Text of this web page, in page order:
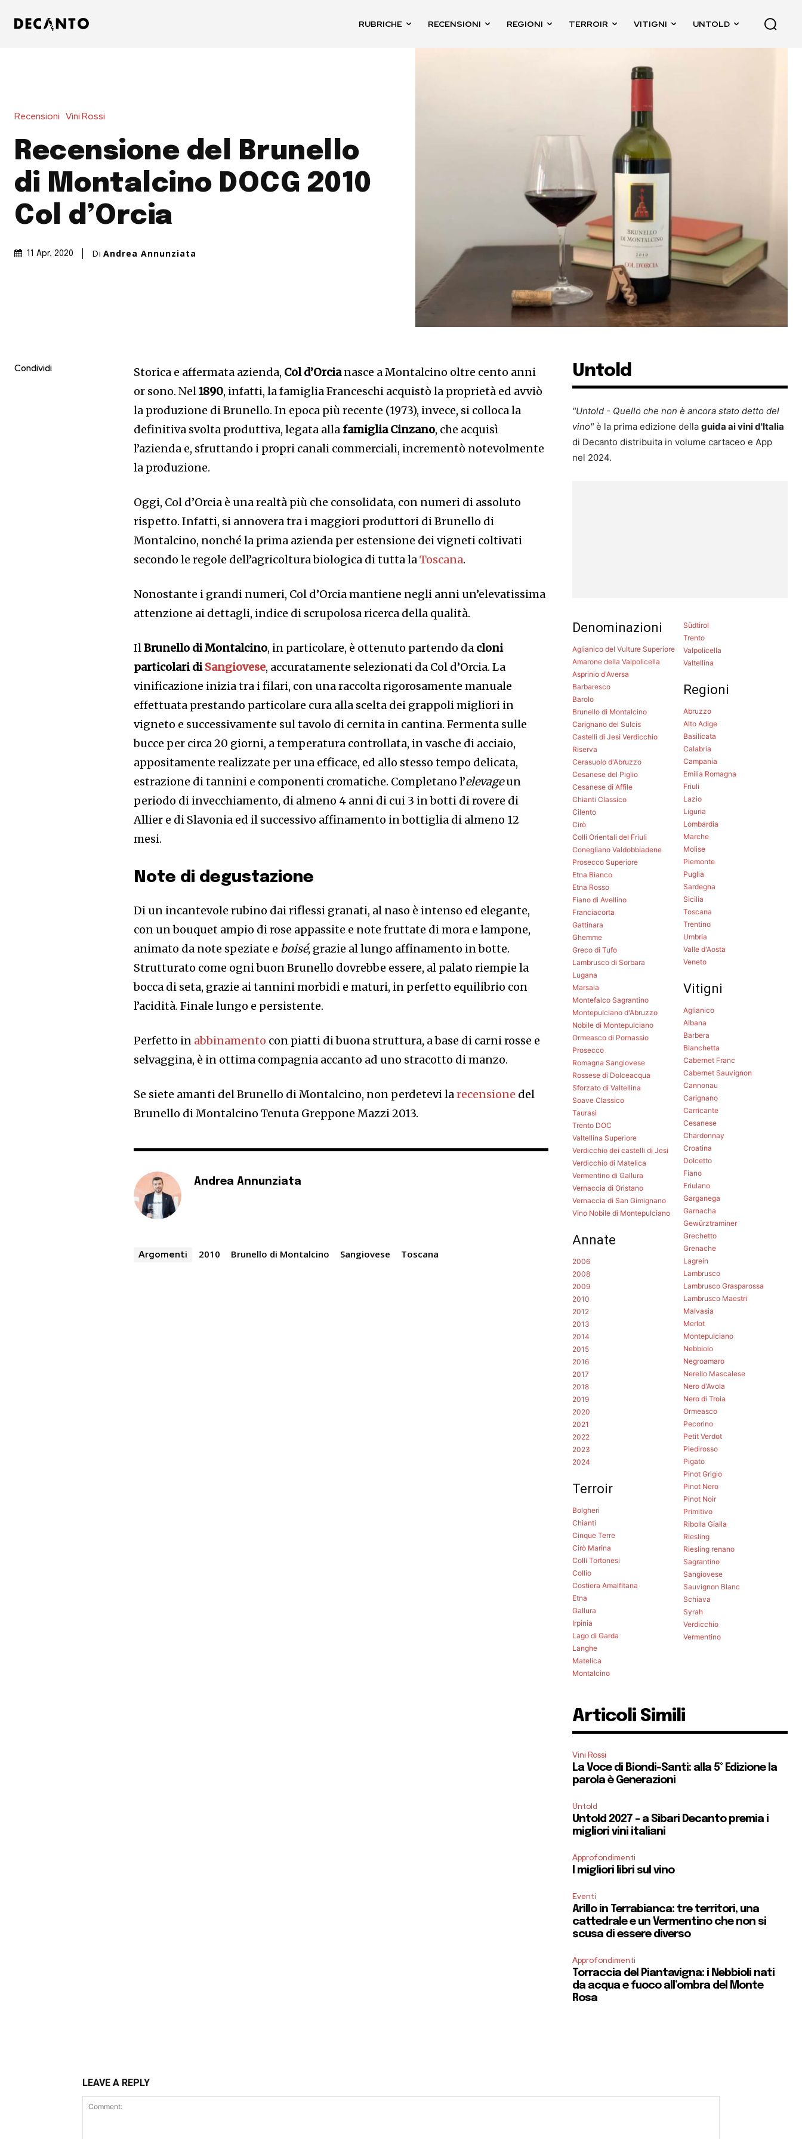
RUBRICHE RECENSIONI REGIONI TERROIR VITIGNI UNTOLD
Recensioni Vini Rossi
Recensione del Brunello
di Montalcino DOCG 2010
Col d’Orcia
11 Apr, 2020 Di Andrea Annunziata
Condividi Storica e affermata azienda, Col d’Orcianasce a Montalcino oltre cento anni
or sono. Nel1890, infatti, la famiglia Franceschi acquistò la proprietà ed avviò
la produzione di Brunello. In epoca più recente (1973), invece, si colloca la
definitiva svolta produttiva, legata alla famiglia Cinzano, che acquisì
l’azienda e, sfruttando i propri canali commerciali, incrementò notevolmente
la produzione.
Oggi, Col d’Orcia è una realtà più che consolidata, con numeri di assoluto
rispetto. Infatti, si annovera tra i maggiori produttori di Brunello di
Montalcino, nonché la prima azienda per estensione dei vigneti coltivati
secondo le regole dell’agricoltura biologica di tutta laToscana.
Nonostante i grandi numeri, Col d’Orcia mantiene negli anni un’elevatissima
attenzione ai dettagli, indice di scrupolosa ricerca della qualità.
IlBrunello di Montalcino, in particolare, è ottenuto partendo da cloni
particolari diSangiovese, accuratamente selezionati da Col d’Orcia. La
vinificazione inizia tra i filari, con una raccolta rigorosamente manuale
effettuata prestando particolare cura alla scelta dei grappoli migliori in
vigneto e successivamente sul tavolo di cernita in cantina. Fermenta sulle
bucce per circa 20 giorni, a temperatura controllata, in vasche di acciaio,
appositamente realizzate per una efficace, ed allo stesso tempo delicata,
estrazione di tannini e componenti cromatiche. Completano l’elevageun
periodo di invecchiamento, di almeno 4 anni di cui 3 in botti di rovere di
Allier e di Slavonia ed il successivo affinamento in bottiglia di almeno 12
mesi.
Note di degustazione
Di un incantevole rubino dai riflessi granati, al naso è intenso ed elegante,
con un bouquet ampio di rose appassite e note fruttate di mora e lampone,
animato da note speziate e boisé, grazie al lungo affinamento in botte.
Strutturato come ogni buon Brunello dovrebbe essere, al palato riempie la
bocca di seta, grazie ai tannini morbidi e maturi, in perfetto equilibrio con
l’acidità. Finale lungo e persistente.
Perfetto in abbinamento con piatti di buona struttura, a base di carni rosse e
selvaggina, è in ottima compagnia accanto ad uno stracotto di manzo.
Se siete amanti del Brunello di Montalcino, non perdetevi larecensione del
Brunello di Montalcino Tenuta Greppone Mazzi 2013.
Andrea Annunziata
Argomenti 2010 Brunello di Montalcino Sangiovese Toscana
Untold
"Untold - Quello che non è ancora stato detto del
vino" è la prima edizione dellaguida ai vini d'Italia
di Decanto distribuita in volume cartaceo e App
nel 2024.
Denominazioni
Aglianico del Vulture Superiore
Amarone della Valpolicella
Asprinio d'Aversa
Barbaresco
Barolo
Brunello di Montalcino
Carignano del Sulcis
Castelli di Jesi Verdicchio
Riserva
Cerasuolo d'Abruzzo
Cesanese del Piglio
Cesanese di Affile
Chianti Classico
Cilento
Cirò
Colli Orientali del Friuli
Conegliano Valdobbiadene
Prosecco Superiore
Etna Bianco
Etna Rosso
Fiano di Avellino
Franciacorta
Gattinara
Ghemme
Greco di Tufo
Lambrusco di Sorbara
Lugana
Marsala
Montefalco Sagrantino
Montepulciano d'Abruzzo
Nobile di Montepulciano
Ormeasco di Pornassio
Prosecco
Romagna Sangiovese
Rossese di Dolceacqua
Sforzato di Valtellina
Soave Classico
Taurasi
Trento DOC
Valtellina Superiore
Verdicchio dei castelli di Jesi
Verdicchio di Matelica
Vermentino di Gallura
Vernaccia di Oristano
Vernaccia di San Gimignano
Vino Nobile di Montepulciano
Annate
2006
2008
2009
2010
2012
2013
2014
2015
2016
2017
2018
2019
2020
2021
2022
2023
2024
Terroir
Bolgheri
Chianti
Cinque Terre
Cirò Marina
Colli Tortonesi
Collio
Costiera Amalfitana
Etna
Gallura
Irpinia
Lago di Garda
Langhe
Matelica
Montalcino
Südtirol
Trento
Valpolicella
Valtellina
Regioni
Abruzzo
Alto Adige
Basilicata
Calabria
Campania
Emilia Romagna
Friuli
Lazio
Liguria
Lombardia
Marche
Molise
Piemonte
Puglia
Sardegna
Sicilia
Toscana
Trentino
Umbria
Valle d'Aosta
Veneto
Vitigni
Aglianico
Albana
Barbera
Bianchetta
Cabernet Franc
Cabernet Sauvignon
Cannonau
Carignano
Carricante
Cesanese
Chardonnay
Croatina
Dolcetto
Fiano
Friulano
Garganega
Garnacha
Gewürztraminer
Grechetto
Grenache
Lagrein
Lambrusco
Lambrusco Grasparossa
Lambrusco Maestri
Malvasia
Merlot
Montepulciano
Nebbiolo
Negroamaro
Nerello Mascalese
Nero d'Avola
Nero di Troia
Ormeasco
Pecorino
Petit Verdot
Piedirosso
Pigato
Pinot Grigio
Pinot Nero
Pinot Noir
Primitivo
Ribolla Gialla
Riesling
Riesling renano
Sagrantino
Sangiovese
Sauvignon Blanc
Schiava
Syrah
Verdicchio
Vermentino
Articoli Simili
Vini Rossi
La Voce di Biondi-Santi: alla 5° Edizione la
parola è Generazioni
Untold
Untold 2027 – a Sibari Decanto premia i
migliori vini italiani
Approfondimenti
I migliori libri sul vino
Eventi
Arillo in Terrabianca: tre territori, una
cattedrale e un Vermentino che non si
scusa di essere diverso
Approfondimenti
Torraccia del Piantavigna: i Nebbioli nati
da acqua e fuoco all’ombra del Monte
Rosa
LEAVE A REPLY